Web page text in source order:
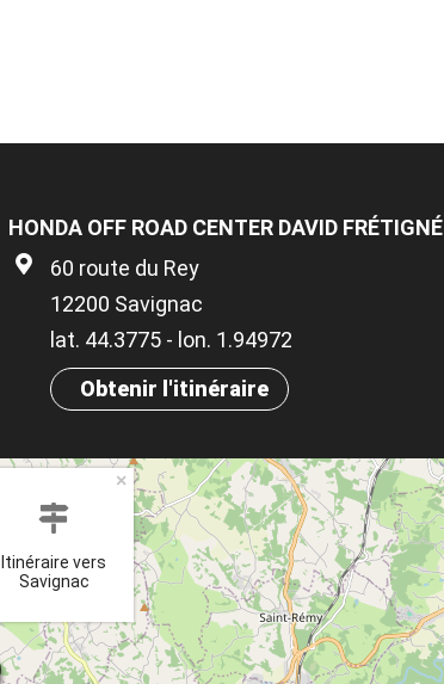
HONDA OFF ROAD CENTER DAVID FRÉTIGNÉ
60 route du Rey
12200 Savignac
lat. 44.3775 - lon. 1.94972
Obtenir l'itinéraire
Itinéraire vers
Savignac
×